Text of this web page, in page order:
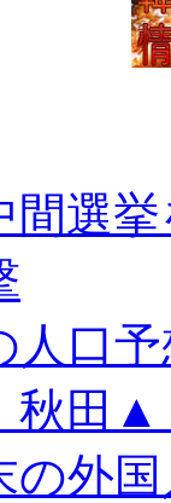
間選
人口
秋田▲
の外